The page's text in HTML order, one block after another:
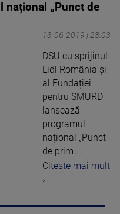
național „Punct de
13-06-2019 | 23:03
DSU cu sprijinul
Lidl România și
al Fundației
pentru SMURD
lansează
programul
național „Punct
de prim ...
Citeste mai mult
›